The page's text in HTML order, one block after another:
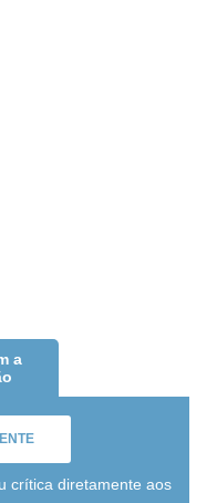
a
crítica diretamente aos